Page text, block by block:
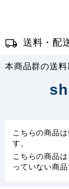
送料・配
本商品群の送
こちらの商品
す。
こちらの商品
っていない商品